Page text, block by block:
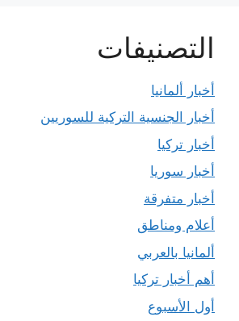
التصنيفات
أخبار ألمانيا
أخبار الجنسية التركية للسوريين
أخبار تركيا
أخبار سوريا
أخبار متفرقة
أعلام ومناطق
ألمانيا بالعربي
أهم أخبار تركيا
أول الأسبوع